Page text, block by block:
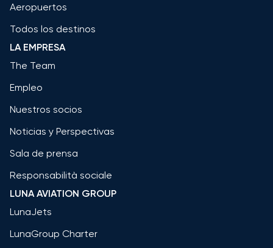
Aeropuertos
Todos los destinos
LA EMPRESA
The Team
Empleo
Nuestros socios
Noticias y Perspectivas
Sala de prensa
Responsabilità sociale
LUNA AVIATION GROUP
LunaJets
LunaGroup Charter